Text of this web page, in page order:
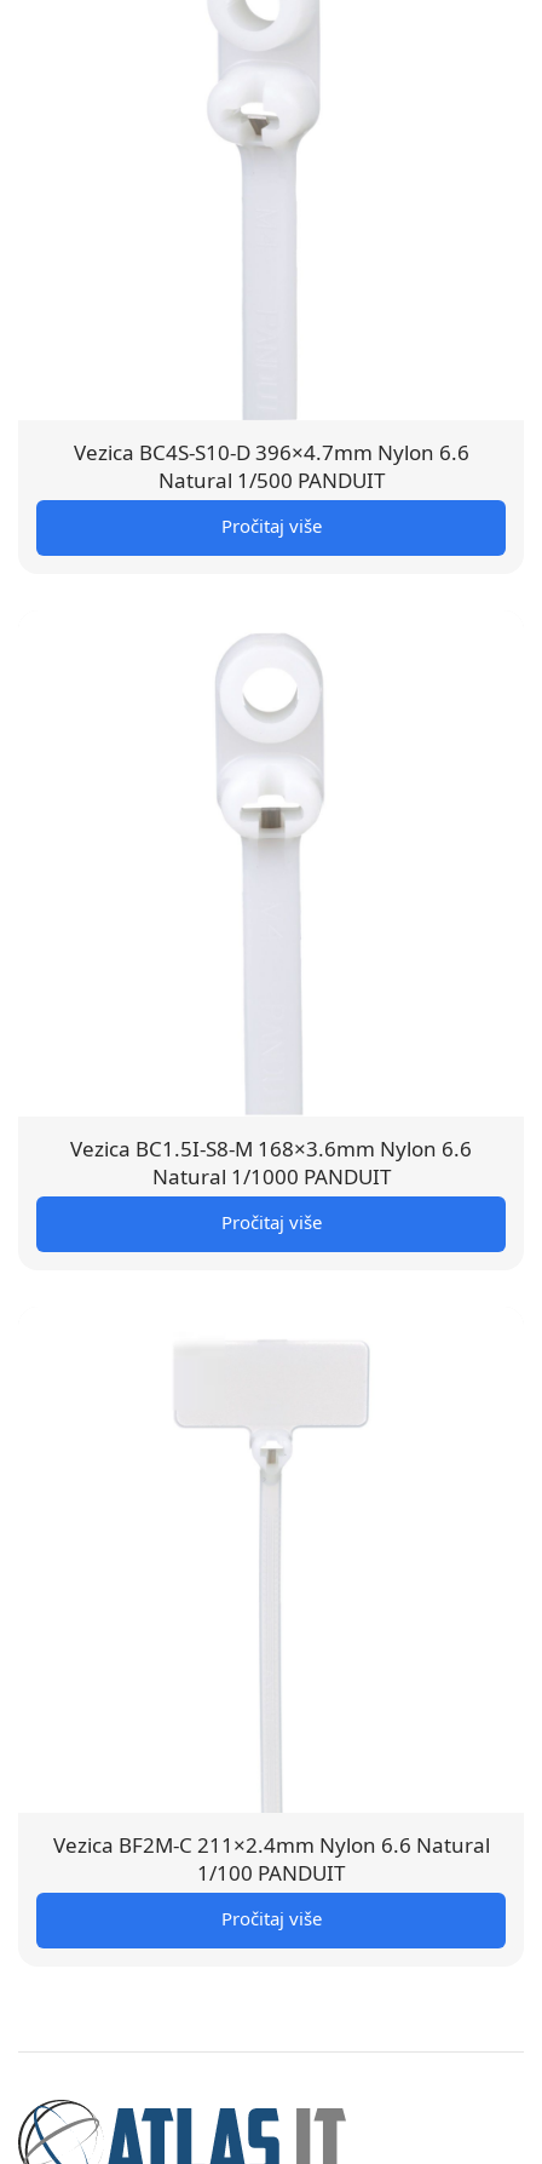
Vezica BC4S-S10-D 396×4.7mm Nylon 6.6
Natural 1/500 PANDUIT
Pročitaj više
Vezica BC1.5I-S8-M 168×3.6mm Nylon 6.6
Natural 1/1000 PANDUIT
Pročitaj više
Vezica BF2M-C 211×2.4mm Nylon 6.6 Natural
1/100 PANDUIT
Pročitaj više